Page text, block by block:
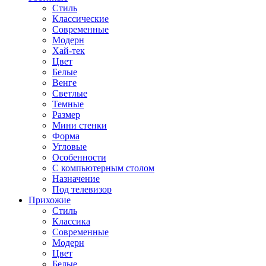
Стиль
Классические
Современные
Модерн
Хай-тек
Цвет
Белые
Венге
Светлые
Темные
Размер
Мини стенки
Форма
Угловые
Особенности
С компьютерным столом
Назначение
Под телевизор
Прихожие
Стиль
Классика
Современные
Модерн
Цвет
Белые